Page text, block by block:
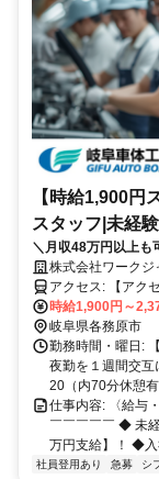
【時給1,900円
スタッフ|未経
＼月収48万円以上も
日以上"の両方を手に
株式会社ワークジ
アクセス: 【アクセス】 ・名鉄各務原線「名電各務原」駅 徒歩10分
・名鉄犬山線「
交通アクセスも抜
時給1,900円～
岐阜県各務原市
勤務時間・曜日:
夜勤を１週間交互
20（内70分休憩
仕事内容: 〈給与
￣￣￣￣￣ ◆ 未
万円支給】！ ◆
社員登用あり 急募 シ